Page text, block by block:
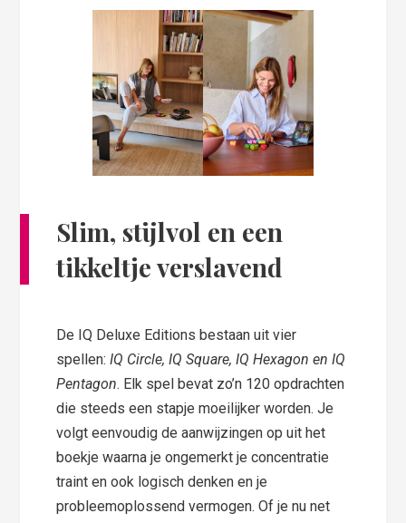
Slim, stijlvol en een
tikkeltje verslavend
De IQ Deluxe Editions bestaan uit vier
spellen:IQ Circle, IQ Square, IQ Hexagon en IQ
Pentagon. Elk spel bevat zo’n 120 opdrachten
die steeds een stapje moeilijker worden. Je
volgt eenvoudig de aanwijzingen op uit het
boekje waarna je ongemerkt je concentratie
traint en ook logisch denken en je
probleemoplossend vermogen. Of je nu net